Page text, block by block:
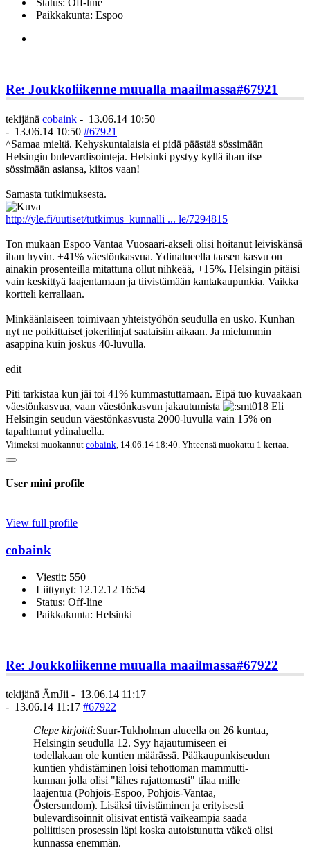
Status: Off-line
Paikkakunta: Espoo
Re: Joukkoliikenne muualla maailmassa#67921
tekijänä cobaink - 13.06.14 10:50
- 13.06.14 10:50 #67921
^Samaa mieltä. Kehyskuntalaisia ei pidä päästää sössimään
Helsingin bulevardisointeja. Helsinki pystyy kyllä ihan itse
sössimään asiansa, kiitos vaan!
Samasta tutkimuksesta.
http://yle.fi/uutiset/tutkimus_kunnalli ... le/7294815
Ton mukaan Espoo Vantaa Vuosaari-akseli olisi hoitanut leiviskänsä
ihan hyvin. +41% väestönkasvua. Ydinalueella taasen kasvu on
ainakin prosenteilla mitattuna ollut nihkeää, +15%. Helsingin pitäisi
vain keskittyä laajentamaan ja tiivistämään kantakaupunkia. Vaikka
kortteli kerrallaan.
Minkäänlaiseen toimivaan yhteistyöhön seudulla en usko. Kunhan
nyt ne poikittaiset jokerilinjat saataisiin aikaan. Ja mielummin
asappina kuin joskus 40-luvulla.
edit
Piti tarkistaa kun jäi toi 41% kummastuttamaan. Eipä tuo kuvaakaan
väestönkasvua, vaan väestönkasvun jakautumista
Eli
Helsingin seudun väestönkasvusta 2000-luvulla vain 15% on
tapahtunut ydinaluella.
Viimeksi muokannut cobaink , 14.06.14 18:40. Yhteensä muokattu 1 kertaa.
User mini profile
View full profile
cobaink
Viestit: 550
Liittynyt: 12.12.12 16:54
Status: Off-line
Paikkakunta: Helsinki
Re: Joukkoliikenne muualla maailmassa#67922
tekijänä ÄmJii - 13.06.14 11:17
- 13.06.14 11:17 #67922
Clepe kirjoitti:Suur-Tukholman alueella on 26 kuntaa,
Helsingin seudulla 12. Syy hajautumiseen ei
todellakaan ole kuntien määrässä. Pääkaupunkiseudun
kuntien yhdistäminen loisi tehottoman mammutti-
kunnan jolla olisi "lähes rajattomasti" tilaa mille
laajentua (Pohjois-Espoo, Pohjois-Vantaa,
Östersundom). Lisäksi tiivistäminen ja erityisesti
bulevardisoinnit olisivat entistä vaikeampia saada
poliittisen prosessin läpi koska autoistunutta väkeä olisi
kunnassa enemmän.